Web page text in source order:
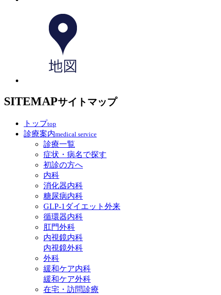
SITEMAPサイトマップ
トップtop
診療案内medical service
診療一覧
症状・病名で探す
初診の方へ
内科
消化器内科
糖尿病内科
GLP‐1ダイエット外来
循環器内科
肛門外科
内視鏡内科
内視鏡外科
外科
緩和ケア内科
緩和ケア外科
在宅・訪問診療